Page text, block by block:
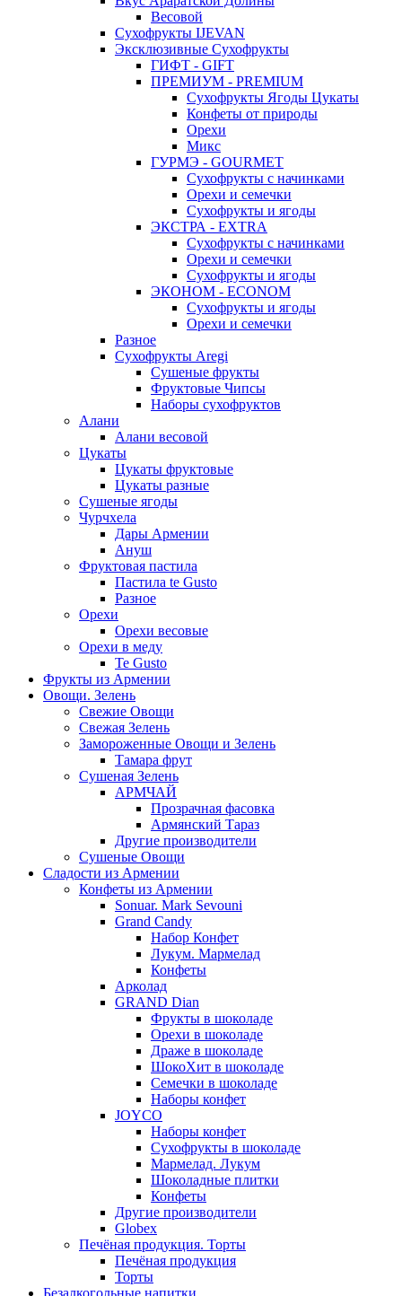
Весовой
Сухофрукты IJEVAN
Эксклюзивные Сухофрукты
ГИФТ - GIFT
ПРЕМИУМ - PREMIUM
Сухофрукты Ягоды Цукаты
Конфеты от природы
Орехи
Микс
ГУРМЭ - GOURMET
Сухофрукты с начинками
Орехи и семечки
Сухофрукты и ягоды
ЭКСТРА - EXTRA
Сухофрукты с начинками
Орехи и семечки
Сухофрукты и ягоды
ЭКОНОМ - ECONOM
Сухофрукты и ягоды
Орехи и семечки
Разное
Сухофрукты Aregi
Сушеные фрукты
Фруктовые Чипсы
Наборы сухофруктов
Алани
Алани весовой
Цукаты
Цукаты фруктовые
Цукаты разные
Сушеные ягоды
Чурчхела
Дары Армении
Ануш
Фруктовая пастила
Пастила te Gusto
Разное
Орехи
Орехи весовые
Орехи в меду
Te Gusto
Фрукты из Армении
Овощи. Зелень
Свежие Овощи
Свежая Зелень
Замороженные Овощи и Зелень
Тамара фрут
Сушеная Зелень
АРМЧАЙ
Прозрачная фасовка
Армянский Тараз
Другие производители
Сушеные Овощи
Сладости из Армении
Конфеты из Армении
Sonuar. Mark Sevouni
Grand Candy
Набор Конфет
Лукум. Мармелад
Конфеты
Арколад
GRAND Dian
Фрукты в шоколаде
Орехи в шоколаде
Драже в шоколаде
ШокоХит в шоколаде
Семечки в шоколаде
Наборы конфет
JOYCO
Наборы конфет
Сухофрукты в шоколаде
Мармелад. Лукум
Шоколадные плитки
Конфеты
Другие производители
Globex
Печёная продукция. Торты
Печёная продукция
Торты
Безалкогольные напитки